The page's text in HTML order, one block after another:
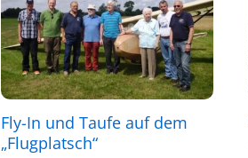
Fly-In und Taufe auf dem
„Flugplatsch“